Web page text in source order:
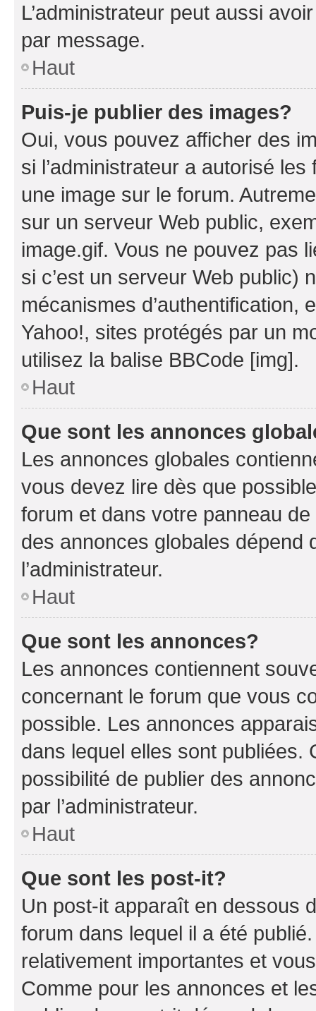
L’administrateur peut aussi
par message.
Haut
Puis-je publier des images?
Oui, vous pouvez afficher des
si l’administrateur a autorisé
une image sur le forum.
sur un serveur Web public,
image.gif. Vous ne pouvez pas
si c’est un serveur Web public)
mécanismes d’authentification,
Yahoo!, sites protégés par un
utilisez la balise BBCode [img].
Haut
Que sont les annonces
Les annonces globales
vous devez lire dès que
forum et dans votre panneau
des annonces globales dépend
l’administrateur.
Haut
Que sont les annonces?
Les annonces contiennent
concernant le forum que vous
possible. Les annonces
dans lequel elles sont publiées.
possibilité de publier des
par l’administrateur.
Haut
Que sont les post-it?
Un post-it apparaît en dessous
forum dans lequel il a été
relativement importantes et
Comme pour les annonces et